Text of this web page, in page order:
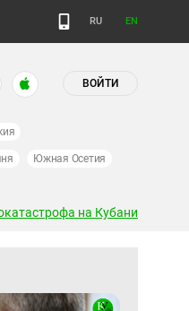
RU EN
ВОЙТИ
Южная Осетия
на Кубани